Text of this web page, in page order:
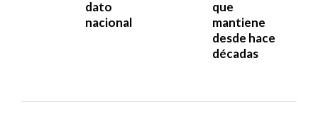
dato
nacional
que
mantiene
desde hace
décadas